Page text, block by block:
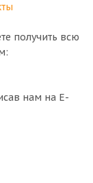
получить всю
нам на E-